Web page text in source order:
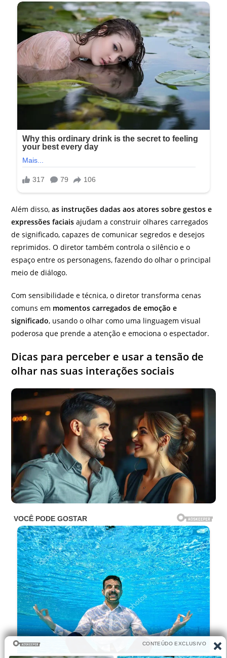
Além disso,as instruções dadas aos atores sobre gestos e
expressões faciais ajudam a construir olhares carregados
de significado, capazes de comunicar segredos e desejos
reprimidos. O diretor também controla o silêncio e o
espaço entre os personagens, fazendo do olhar o principal
meio de diálogo.
Com sensibilidade e técnica, o diretor transforma cenas
comuns em momentos carregados de emoção e
significado, usando o olhar como uma linguagem visual
poderosa que prende a atenção e emociona o espectador.
Dicas para perceber e usar a tensão de
olhar nas suas interações sociais